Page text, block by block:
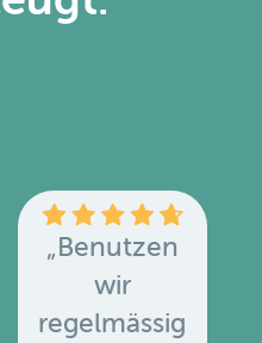
„Benutzen
wir
regelmässig